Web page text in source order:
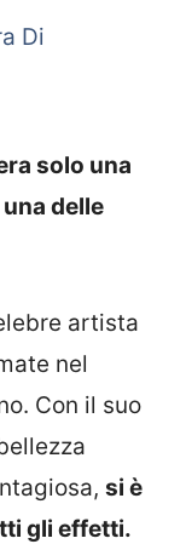
Di
solo una
delle
artista
nel
Con il suo
si è
gli effetti.